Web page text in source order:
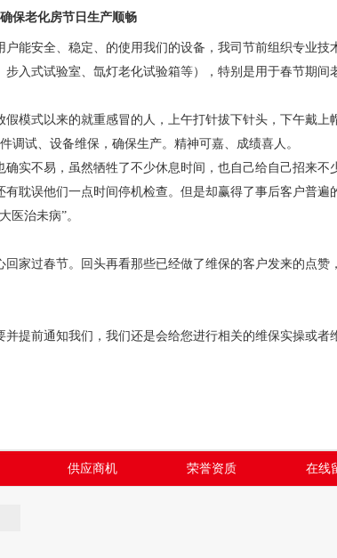
保老化房节日生产顺畅
能安全、稳定、的使用我们的设备，我司节前组织专业技
入式试验室、氙灯老化试验箱等），特别是用于春节期间
模式以来的就重感冒的人，上午打针拔下针头，下午戴上
调试、设备维保，确保生产。精神可嘉、成绩喜人。
实不易，虽然牺牲了不少休息时间，也自己给自己招来不
耽误他们一点时间停机检查。但是却赢得了事后客户普遍
医治未病”。
家过春节。回头再看那些已经做了维保的客户发来的点赞
提前通知我们，我们还是会给您进行相关的维保实操或者
供应商机 荣誉资质 在线